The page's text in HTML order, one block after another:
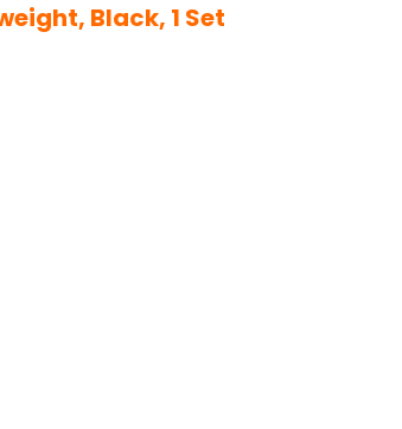
Black, 1 Set